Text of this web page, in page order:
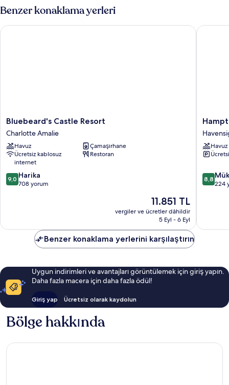
daha
fazla
detay
Benzer konaklama yerleri
Bluebeard's
Castle
Resort
Charlotte
Amalie
Bluebeard's Castle Resort
Charlotte Amalie
Havuz
Çamaşırhane
Ücretsiz kablosuz
internet
Restoran
10
üzerinden
9,0 Harika
708 yorum
Güncel
fiyat:
11.851 TL
11.851 TL
vergiler ve ücretler dâhildir
5 Eyl - 6 Eyl
Bluebeard's Castle Resort
by
Hilton
St.
Thomas
Havuz
10
8,8
224
Benzer konaklama yerlerini karşılaştırın
Uygun indirimleri ve avantajları görüntülemek için giriş yapın.
Daha fazla macera için daha fazla ödül!
Giriş yap Ücretsiz olarak kaydolun
Bölge hakkında